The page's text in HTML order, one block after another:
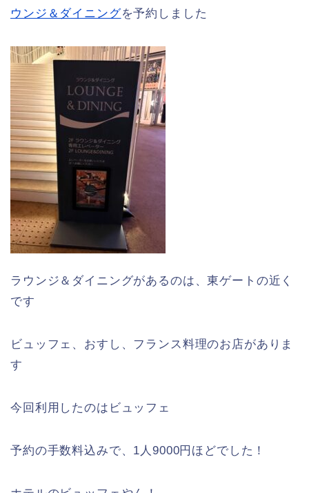
ウンジ＆ダイニングを予約しました
ラウンジ＆ダイニングがあるのは、東ゲートの近く
です
ビュッフェ、おすし、フランス料理のお店がありま
す
今回利用したのはビュッフェ
予約の手数料込みで、1人9000円ほどでした！